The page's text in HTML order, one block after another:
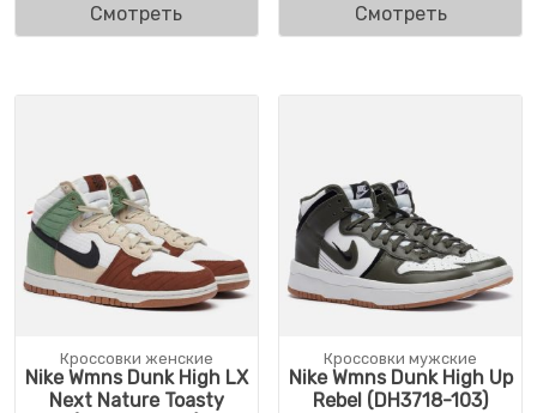
Смотреть Смотреть
Кроссовки женские
Nike Wmns Dunk High LX
Next Nature Toasty
Кроссовки мужские
Nike Wmns Dunk High Up
Rebel (DH3718-103)